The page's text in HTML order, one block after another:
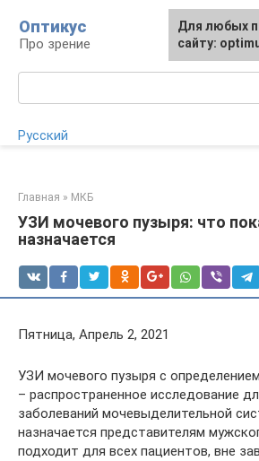
контенту
Оптикус
Про зрение
Русский
Главная » МКБ
УЗИ мочевого пузыря: что
назначается
Пятница, Апрель 2, 2021
УЗИ мочевого пузыря с
– распространенное исследование
заболеваний мочевыделительной
назначается представителям
подходит для всех пациентов, вне
Для любых
сайту:
Для любых
сайту: